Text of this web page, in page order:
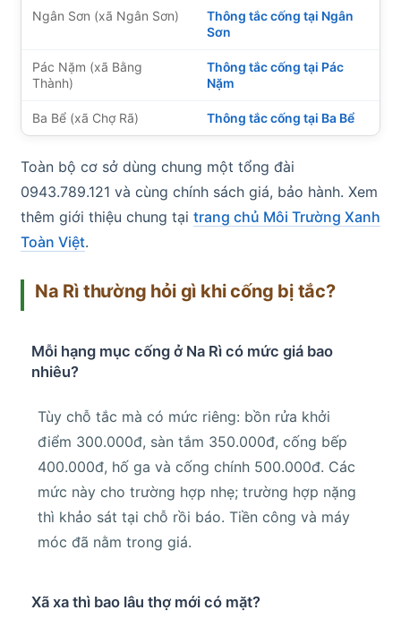
Ngân Sơn (xã Ngân Sơn)
Thông tắc cống tại Ngân
Sơn
Pác Nặm (xã Bằng
Thành)
Thông tắc cống tại Pác
Nặm
Ba Bể (xã Chợ Rã) Thông tắc cống tại Ba Bể
Toàn bộ cơ sở dùng chung một tổng đài
0943.789.121 và cùng chính sách giá, bảo hành. Xem
thêm giới thiệu chung tại trang chủ Môi Trường Xanh
Toàn Việt.
Na Rì thường hỏi gì khi cống bị tắc?
Mỗi hạng mục cống ở Na Rì có mức giá bao
nhiêu?
Tùy chỗ tắc mà có mức riêng: bồn rửa khởi
điểm 300.000đ, sàn tắm 350.000đ, cống bếp
400.000đ, hố ga và cống chính 500.000đ. Các
mức này cho trường hợp nhẹ; trường hợp nặng
thì khảo sát tại chỗ rồi báo. Tiền công và máy
móc đã nằm trong giá.
Xã xa thì bao lâu thợ mới có mặt?